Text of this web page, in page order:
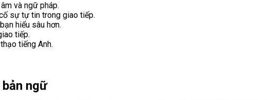
và ngữ pháp.
sự tự tin trong giao tiếp.
hiểu sâu hơn.
tiếp.
tiếng Anh.
ngữ